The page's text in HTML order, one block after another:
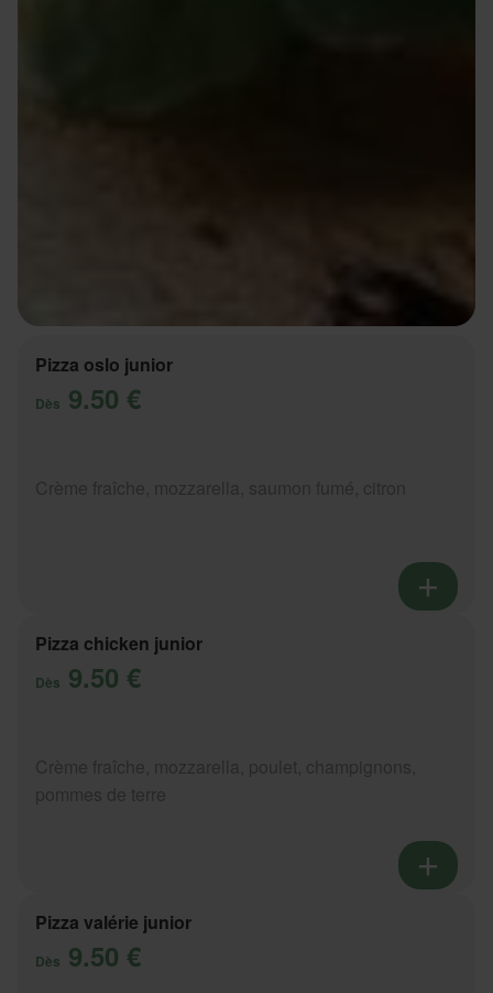
Pizza oslo junior
Dès 9.50 €
Pizza chicken junior
Dès 9.50 €
Pizza valérie junior
Dès 9.50 €